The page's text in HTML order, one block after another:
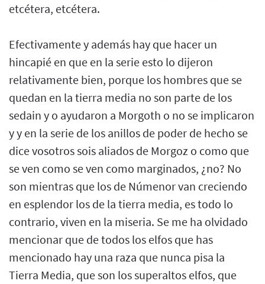
etcétera, etcétera.
Efectivamente y además hay que hacer un
hincapié en que en la serie esto lo dijeron
relativamente bien, porque los hombres que se
quedan en la tierra media no son parte de los
sedain y o ayudaron a Morgoth o no se implicaron
y y en la serie de los anillos de poder de hecho se
dice vosotros sois aliados de Morgoz o como que
se ven como se ven como marginados, ¿no? No
son mientras que los de Númenor van creciendo
en esplendor los de la tierra media, es todo lo
contrario, viven en la miseria. Se me ha olvidado
mencionar que de todos los elfos que has
mencionado hay una raza que nunca pisa la
Tierra Media, que son los superaltos elfos, que